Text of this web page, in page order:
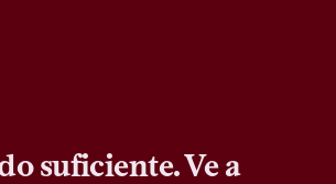
suficiente. Ve a